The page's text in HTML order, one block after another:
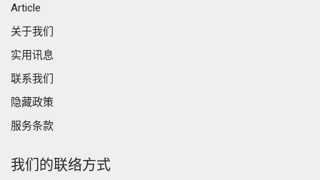
Article
关于我们
实用讯息
联系我们
隐藏政策
服务条款
我们的联络方式